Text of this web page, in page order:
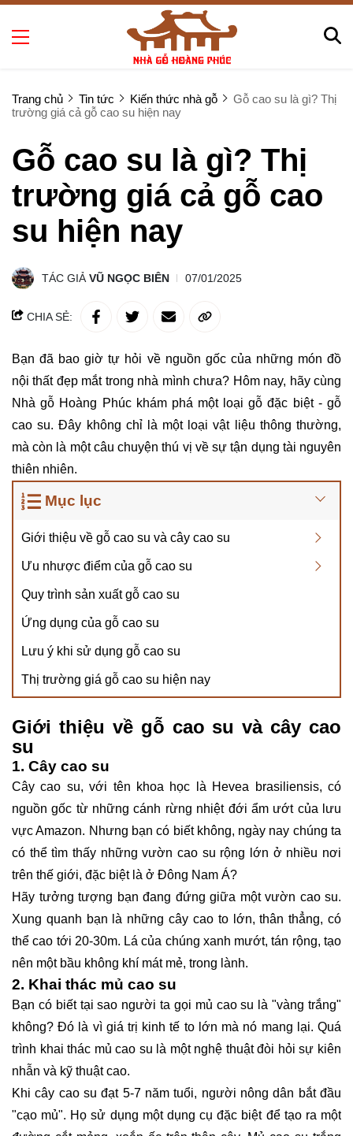
Trang chủ Tin tức Kiến thức nhà gỗ
Gỗ cao su là gì? Thị
trường giá cả gỗ cao su hiện nay
Gỗ cao su là gì? Thị
trường giá cả gỗ cao
su hiện nay
TÁC GIẢVŨ NGỌC BIÊN 07/01/2025
CHIA SẺ:
Bạn đã bao giờ tự hỏi về nguồn gốc của những món đồ
nội thất đẹp mắt trong nhà mình chưa? Hôm nay, hãy cùng
Nhà gỗ Hoàng Phúc khám phá một loại gỗ đặc biệt - gỗ
cao su. Đây không chỉ là một loại vật liệu thông thường,
mà còn là một câu chuyện thú vị về sự tận dụng tài nguyên
thiên nhiên.
Mục lục
Giới thiệu về gỗ cao su và cây cao su
Ưu nhược điểm của gỗ cao su
Quy trình sản xuất gỗ cao su
Ứng dụng của gỗ cao su
Lưu ý khi sử dụng gỗ cao su
Thị trường giá gỗ cao su hiện nay
Giới thiệu về gỗ cao su và cây cao
su
1. Cây cao su
Cây cao su, với tên khoa học là Hevea brasiliensis, có
nguồn gốc từ những cánh rừng nhiệt đới ẩm ướt của lưu
vực Amazon. Nhưng bạn có biết không, ngày nay chúng ta
có thể tìm thấy những vườn cao su rộng lớn ở nhiều nơi
trên thế giới, đặc biệt là ở Đông Nam Á?
Hãy tưởng tượng bạn đang đứng giữa một vườn cao su.
Xung quanh bạn là những cây cao to lớn, thân thẳng, có
thể cao tới 20-30m. Lá của chúng xanh mướt, tán rộng, tạo
nên một bầu không khí mát mẻ, trong lành.
2. Khai thác mủ cao su
Bạn có biết tại sao người ta gọi mủ cao su là "vàng trắng"
không? Đó là vì giá trị kinh tế to lớn mà nó mang lại. Quá
trình khai thác mủ cao su là một nghệ thuật đòi hỏi sự kiên
nhẫn và kỹ thuật cao.
Khi cây cao su đạt 5-7 năm tuổi, người nông dân bắt đầu
"cạo mủ". Họ sử dụng một dụng cụ đặc biệt để tạo ra một